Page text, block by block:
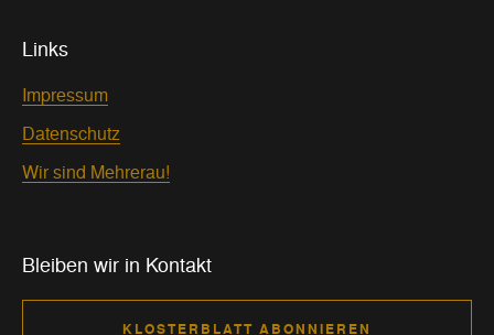
Links
Impressum
Datenschutz
Wir sind Mehrerau!
Bleiben wir in Kontakt
KLOSTERBLATT ABONNIEREN